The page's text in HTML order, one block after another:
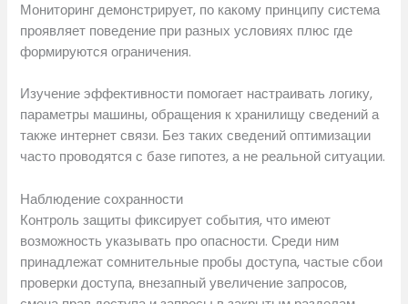
Мониторинг демонстрирует, по какому принципу система
проявляет поведение при разных условиях плюс где
формируются ограничения.
Изучение эффективности помогает настраивать логику,
параметры машины, обращения к хранилищу сведений а
также интернет связи. Без таких сведений оптимизации
часто проводятся с базе гипотез, а не реальной ситуации.
Наблюдение сохранности
Контроль защиты фиксирует события, что имеют
возможность указывать про опасности. Среди ним
принадлежат сомнительные пробы доступа, частые сбои
проверки доступа, внезапный увеличение запросов,